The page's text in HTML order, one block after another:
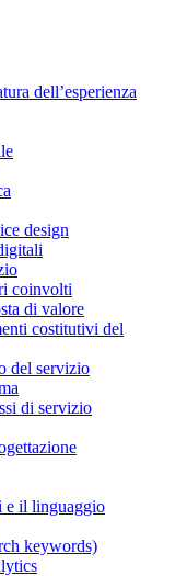
dell’esperienza
design
coinvolti
di valore
costitutivi del
del servizio
di servizio
e il linguaggio
keywords)